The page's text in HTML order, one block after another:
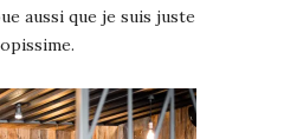
aussi que je suis juste